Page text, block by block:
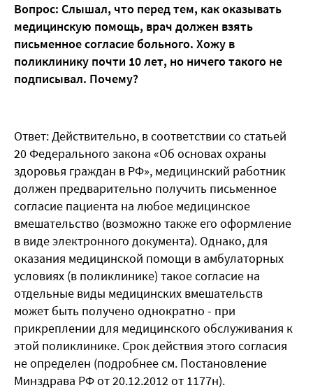
Вопрос: Слышал, что перед тем, как оказывать
медицинскую помощь, врач должен взять
письменное согласие больного. Хожу в
поликлинику почти 10 лет, но ничего такого не
подписывал. Почему?
Ответ: Действительно, в соответствии со статьей
20 Федерального закона «Об основах охраны
здоровья граждан в РФ», медицинский работник
должен предварительно получить письменное
согласие пациента на любое медицинское
вмешательство (возможно также его оформление
в виде электронного документа). Однако, для
оказания медицинской помощи в амбулаторных
условиях (в поликлинике) такое согласие на
отдельные виды медицинских вмешательств
может быть получено однократно - при
прикреплении для медицинского обслуживания к
этой поликлинике. Срок действия этого согласия
не определен (подробнее см. Постановление
Минздрава РФ от 20.12.2012 от 1177н).